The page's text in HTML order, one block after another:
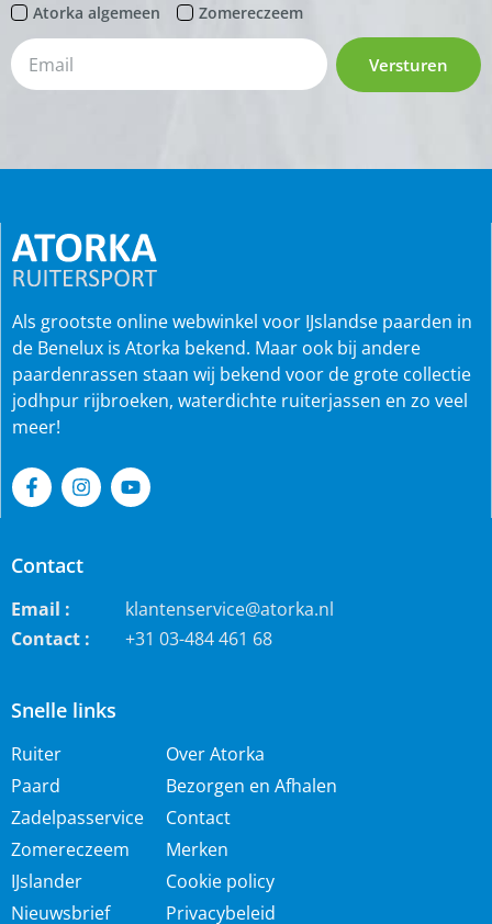
Atorka algemeen Zomereczeem
Versturen
Snelle links
Ruiter
Paard
Zadelpasservice
Zomereczeem
IJslander
Nieuwsbrief
Over Atorka
Bezorgen en Afhalen
Contact
Merken
Cookie policy
Privacybeleid
Als grootste online webwinkel voor IJslandse paarden in
de Benelux is Atorka bekend. Maar ook bij andere
paardenrassen staan wij bekend voor de grote collectie
jodhpur rijbroeken, waterdichte ruiterjassen en zo veel
meer!
Contact
Email :
klantenservice@atorka.nl
Contact :
+31 03-484 461 68